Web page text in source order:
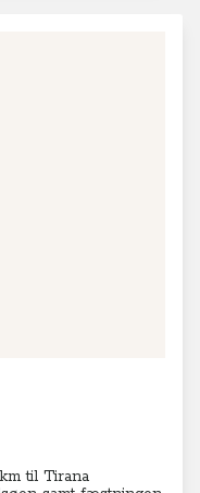
til Tirana